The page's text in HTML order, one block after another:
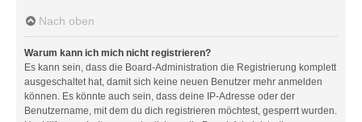
Nach oben
Warum kann ich mich nicht registrieren?
Es kann sein, dass die Board-Administration die Registrierung komplett
ausgeschaltet hat, damit sich keine neuen Benutzer mehr anmelden
können. Es könnte auch sein, dass deine IP-Adresse oder der
Benutzername, mit dem du dich registrieren möchtest, gesperrt wurden.